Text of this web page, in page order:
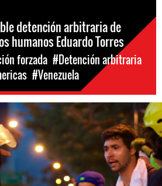
detención arbitraria de
humanos Eduardo Torres
forzada #Detención arbitraria
#Venezuela